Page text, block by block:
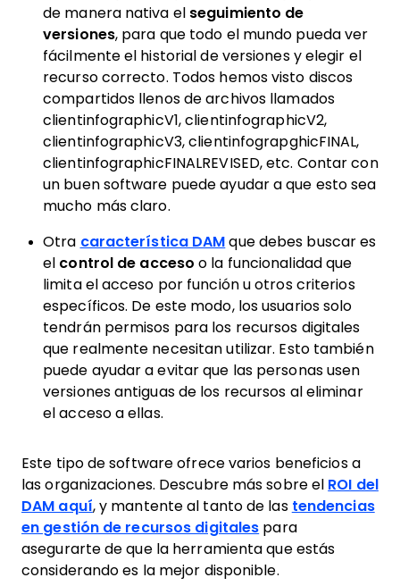
de manera nativa el seguimiento de
versiones, para que todo el mundo pueda ver
fácilmente el historial de versiones y elegir el
recurso correcto. Todos hemos visto discos
compartidos llenos de archivos llamados
clientinfographicV1, clientinfographicV2,
clientinfographicV3, clientinfograpghicFINAL,
clientinfographicFINALREVISED, etc. Contar con
un buen software puede ayudar a que esto sea
mucho más claro.
Otra característica DAM que debes buscar es
el control de acceso o la funcionalidad que
limita el acceso por función u otros criterios
específicos. De este modo, los usuarios solo
tendrán permisos para los recursos digitales
que realmente necesitan utilizar. Esto también
puede ayudar a evitar que las personas usen
versiones antiguas de los recursos al eliminar
el acceso a ellas.
Este tipo de software ofrece varios beneficios a
las organizaciones. Descubre más sobre el ROI del
DAM aquí, y mantente al tanto de las tendencias
en gestión de recursos digitales para
asegurarte de que la herramienta que estás
considerando es la mejor disponible.